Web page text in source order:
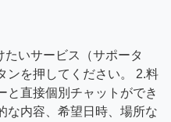
いサービス（サポータ
ンを押してください。 2.料
と直接個別チャットができ
な内容、希望日時、場所な